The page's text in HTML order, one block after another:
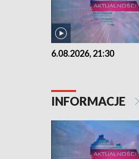
6.08.2026, 21:30
INFORMACJE